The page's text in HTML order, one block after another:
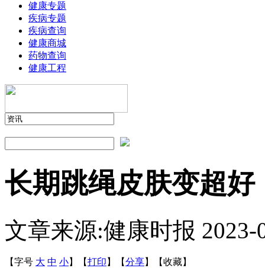
健康专题
疾病专题
疾病查询
健康商城
药物查询
健康工程
长期跳绳皮肤变超好
文章来源:健康时报 2023-
【字号 大 中 小】 【打印 】 【分享】 【收藏】